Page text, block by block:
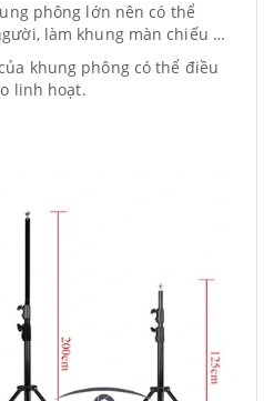
phông lớn nên có thể
làm khung màn chiếu …
khung phông có thể điều
linh hoạt.